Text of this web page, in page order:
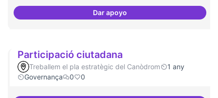
Dar apoyoProductes finalitzats i
Participació ciutadana
Treballem el pla estratègic del Canòdrom
1 any
Governança
0 0